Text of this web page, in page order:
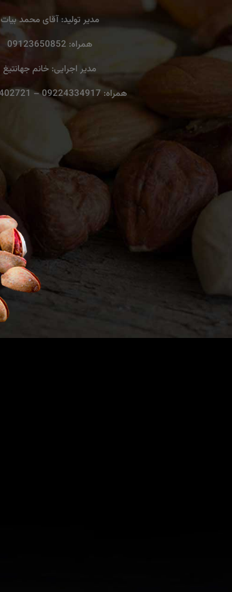
مدیر تولید: آقای محمد بیات
همراه: 09123650852
مدیر اجرایی: خانم جهانتیغ
همراه: 09224334917 – 09120402721